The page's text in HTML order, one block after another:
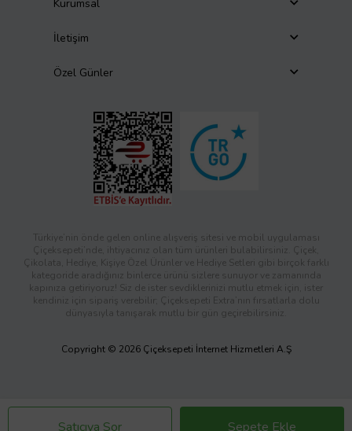
Satıcıya Sor Sepete Ekle
Kurumsal
İletişim
Özel Günler
Türkiye’nin önde gelen online alışveriş sitesi ve mobil uygulaması
Çiçeksepeti’nde, ihtiyacınız olan tüm ürünleri bulabilirsiniz. Çiçek,
Çikolata, Hediye, Kişiye Özel Ürünler ve Hediye Setleri gibi birçok farklı
kategoride aradığınız binlerce ürünü sizlere sunuyor ve zamanında
kapınıza getiriyoruz! Siz de ister sevdiklerinizi mutlu etmek için, ister
kendiniz için sipariş verebilir; Çiçeksepeti Extra’nın fırsatlarla dolu
dünyasıyla tanışarak mutlu bir gün geçirebilirsiniz.
Copyright © 2026 Çiçeksepeti İnternet Hizmetleri A.Ş